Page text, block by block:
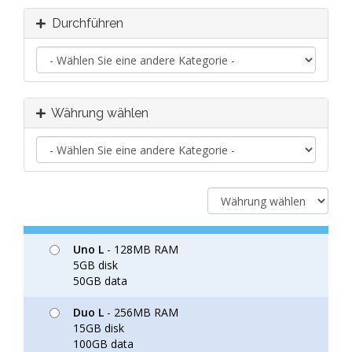
Durchführen
Währung wählen
Uno L - 128MB RAM
5GB disk
50GB data
Duo L - 256MB RAM
15GB disk
100GB data